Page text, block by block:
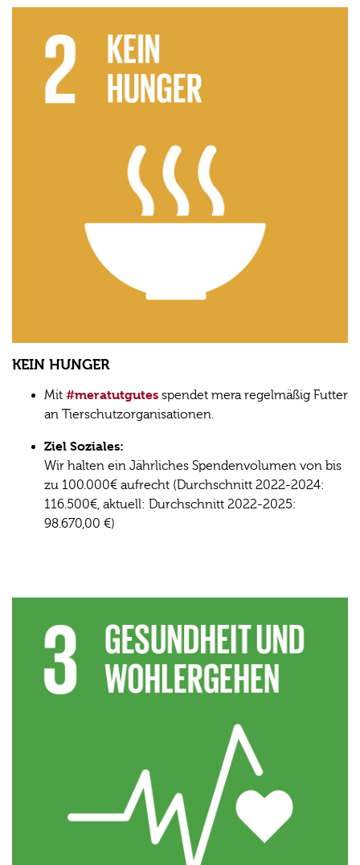
KEIN HUNGER
Mit #meratutgutes spendet mera regelmäßig Futter
an Tierschutzorganisationen.
Ziel Soziales:
Wir halten ein Jährliches Spendenvolumen von bis
zu 100.000€ aufrecht (Durchschnitt 2022-2024:
116.500€, aktuell: Durchschnitt 2022-2025:
98.670,00 €)